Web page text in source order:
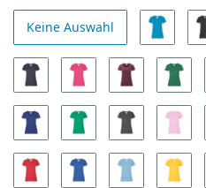
Keine Auswahl